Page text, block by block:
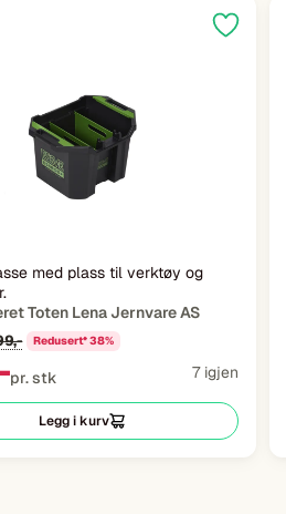
med plass til verktøy og
Toten Lena Jernvare AS
Redusert* 38%
pr. stk 7 igjen
Legg i kurv